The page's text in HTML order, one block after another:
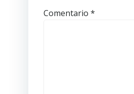
Comentario *